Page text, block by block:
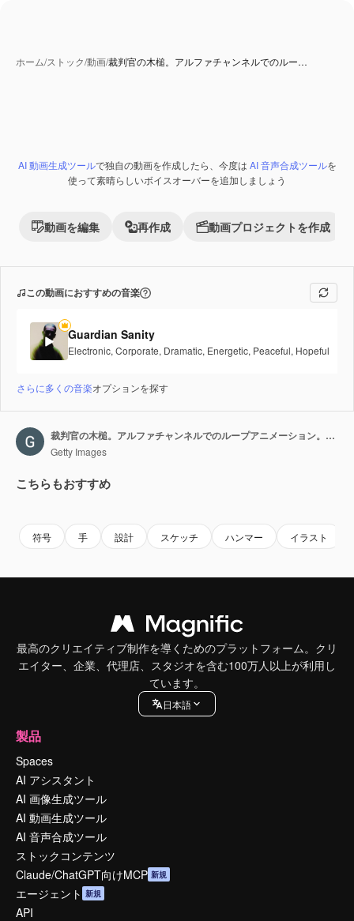
ホーム/ストック/動画/裁判官の木槌。アルファチャンネルでのルー…
Premium
AI 動画生成ツールで独自の動画を作成したら、今度は AI 音声合成ツールを
使って素晴らしいボイスオーバーを追加しましょう
動画を編集 再作成 動画プロジェクトを作成
この動画におすすめの音楽
Guardian Sanity
Electronic, Corporate, Dramatic, Energetic, Peaceful, Hopeful
さらに多くの音楽オプションを探す
裁判官の木槌。アルファチャンネルでのループアニメーション。4K解像度
Getty Images
こちらもおすすめ
符号 手 設計 スケッチ ハンマー イラスト
最高のクリエイティブ制作を導くためのプラットフォーム。クリ
エイター、企業、代理店、スタジオを含む100万人以上が利用し
ています。
日本語
製品
Spaces
AI アシスタント
AI 画像生成ツール
AI 動画生成ツール
AI 音声合成ツール
ストックコンテンツ
Claude/ChatGPT向けMCP 新規
エージェント 新規
API